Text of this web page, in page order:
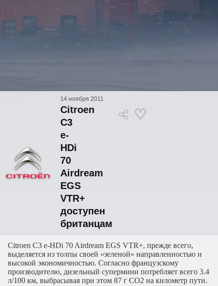
14 ноября 2011
Citroen
C3
e-
HDi
70
Airdream
EGS
VTR+
доступен
британцам
Citroen C3 e-HDi 70 Airdream EGS VTR+, прежде всего,
выделяется из толпы своей «зеленой» направленностью и
высокой экономичностью. Согласно французскому
производителю, дизельный супермини потребляет всего 3.4
л/100 км, выбрасывая при этом 87 г СО2 на километр пути.